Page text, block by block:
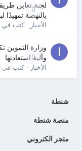
0
لجنة تعاين
بالنهضة تمهيدًا
الأخبار· كتب في
0
وزارة التموين
وآلية استعادتها
الأخبار· كتب في
شنطة
منصة شنطة
متجر الكتروني